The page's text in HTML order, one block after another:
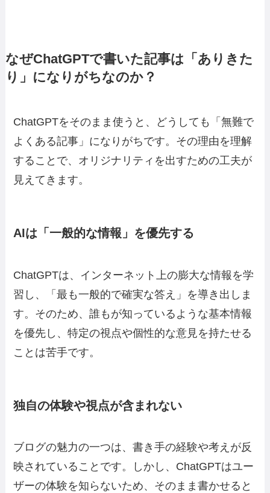
なぜChatGPTで書いた記事は「ありきた
り」になりがちなのか？
ChatGPTをそのまま使うと、どうしても「無難で
よくある記事」になりがちです。その理由を理解
することで、オリジナリティを出すための工夫が
見えてきます。
AIは「一般的な情報」を優先する
ChatGPTは、インターネット上の膨大な情報を学
習し、「最も一般的で確実な答え」を導き出しま
す。そのため、誰もが知っているような基本情報
を優先し、特定の視点や個性的な意見を持たせる
ことは苦手です。
独自の体験や視点が含まれない
ブログの魅力の一つは、書き手の経験や考えが反
映されていることです。しかし、ChatGPTはユー
ザーの体験を知らないため、そのまま書かせると